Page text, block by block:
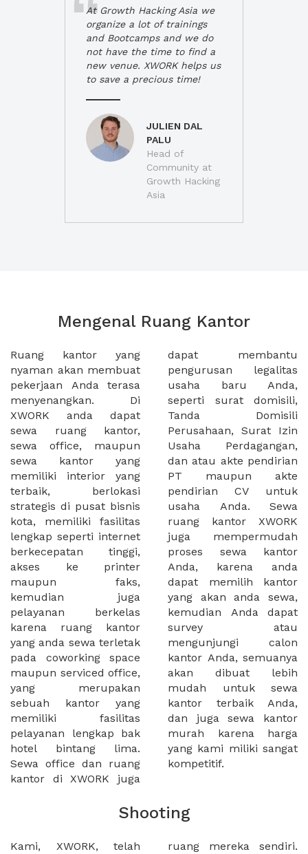
At Growth Hacking Asia we
organize a lot of trainings
and Bootcamps and we do
not have the time to find a
new venue. XWORK helps us
to save a precious time!
JULIEN DAL
PALU
Head of
Community at
Growth Hacking
Asia
Mengenal Ruang Kantor
Ruang kantor yang
nyaman akan membuat
pekerjaan Anda terasa
menyenangkan. Di
XWORK anda dapat
sewa ruang kantor,
sewa office, maupun
sewa kantor yang
memiliki interior yang
terbaik, berlokasi
strategis di pusat bisnis
kota, memiliki fasilitas
lengkap seperti internet
berkecepatan tinggi,
akses ke printer
maupun faks,
kemudian juga
pelayanan berkelas
karena ruang kantor
yang anda sewa terletak
pada coworking space
maupun serviced office,
yang merupakan
sebuah kantor yang
memiliki fasilitas
pelayanan lengkap bak
hotel bintang lima.
Sewa office dan ruang
kantor di XWORK juga
dapat membantu
pengurusan legalitas
usaha baru Anda,
seperti surat domisili,
Tanda Domisili
Perusahaan, Surat Izin
Usaha Perdagangan,
dan atau akte pendirian
PT maupun akte
pendirian CV untuk
usaha Anda. Sewa
ruang kantor XWORK
juga mempermudah
proses sewa kantor
Anda, karena anda
dapat memilih kantor
yang akan anda sewa,
kemudian Anda dapat
survey atau
mengunjungi calon
kantor Anda, semuanya
akan dibuat lebih
mudah untuk sewa
kantor terbaik Anda,
dan juga sewa kantor
murah karena harga
yang kami miliki sangat
kompetitif.
Shooting
Kami, XWORK, telah
ruang mereka sendiri.